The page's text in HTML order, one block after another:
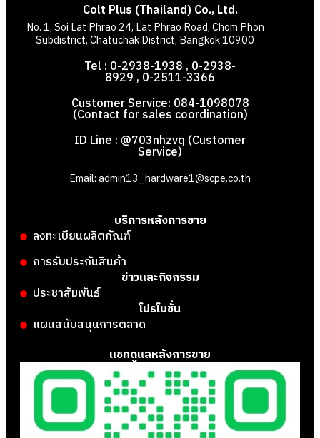
Colt Plus (Thailand) Co., Ltd.
No. 1, Soi Lat Phrao 24, Lat Phrao Road, Chom Phon
Subdistrict, Chatuchak District, Bangkok 10900
Tel : 0-2938-1938 , 0-2938-
8929 , 0-2511-3366
Customer Service: 084-1098078
(Contact for sales coordination)
ID Line : @703nhzvq (Customer
Service)
Email: admin13_hardware1@scpe.co.th
บริการหลังการขาย
ลงทะเบียนผลิตภัณฑ์
การรับประกันสินค้า
ข่าวและกิจกรรม
ประชาสัมพันธ์
โปรโมชั่น
แผนสนับสนุนการตลาด
แชทดูแลหลังการขาย